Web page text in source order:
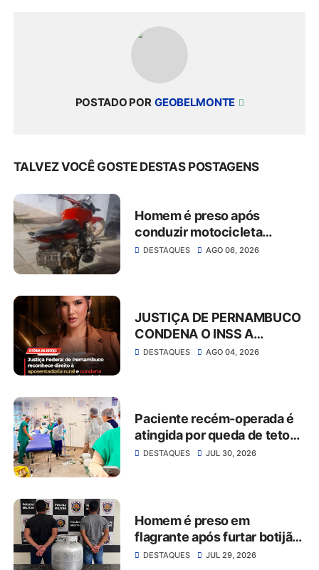
POSTADO POR GEOBELMONTE
TALVEZ VOCÊ GOSTE DESTAS POSTAGENS
Homem é preso após
conduzir motocicleta
embriagado e resistir à
DESTAQUES AGO 06, 2026
JUSTIÇA DE PERNAMBUCO
CONDENA O INSS A
CONCEDER
DESTAQUES AGO 04, 2026
Paciente recém-operada é
atingida por queda de teto
no Hospital da Restauração
DESTAQUES JUL 30, 2026
Homem é preso em
flagrante após furtar botijão
de gás de estabelecimento
DESTAQUES JUL 29, 2026